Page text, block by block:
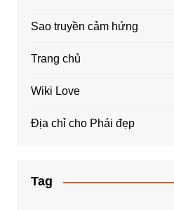
Sao truyền cảm hứng
Trang chủ
Wiki Love
Địa chỉ cho Phái đẹp
Tag